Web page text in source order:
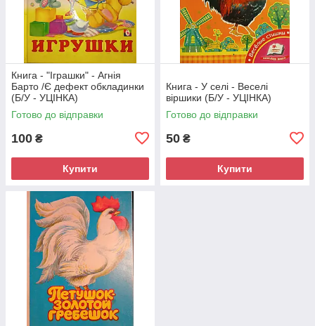
Книга - "Іграшки" - Агнія
Барто /Є дефект обкладинки
(Б/У - УЦІНКА)
Готово до відправки
100 ₴
Купити
Книга - У селі - Веселі
віршики (Б/У - УЦІНКА)
Готово до відправки
50 ₴
Купити